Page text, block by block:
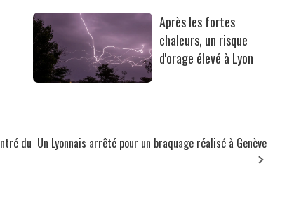
Après les fortes
chaleurs, un risque
d'orage élevé à Lyon
du Un Lyonnais arrêté pour un braquage réalisé à Genève